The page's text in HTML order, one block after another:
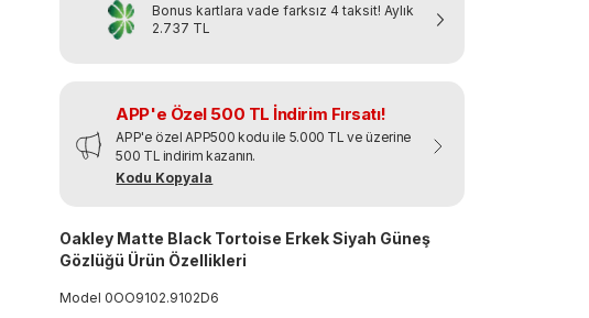
Bonus kartlara vade farksız 4 taksit! Aylık
2.737 TL
APP'e Özel 500 TL İndirim Fırsatı!
APP'e özel APP500 kodu ile 5.000 TL ve üzerine
500 TL indirim kazanın.
Kodu Kopyala
Oakley Matte Black Tortoise Erkek Siyah Güneş
Gözlüğü Ürün Özellikleri
Model 0OO9102.9102D6